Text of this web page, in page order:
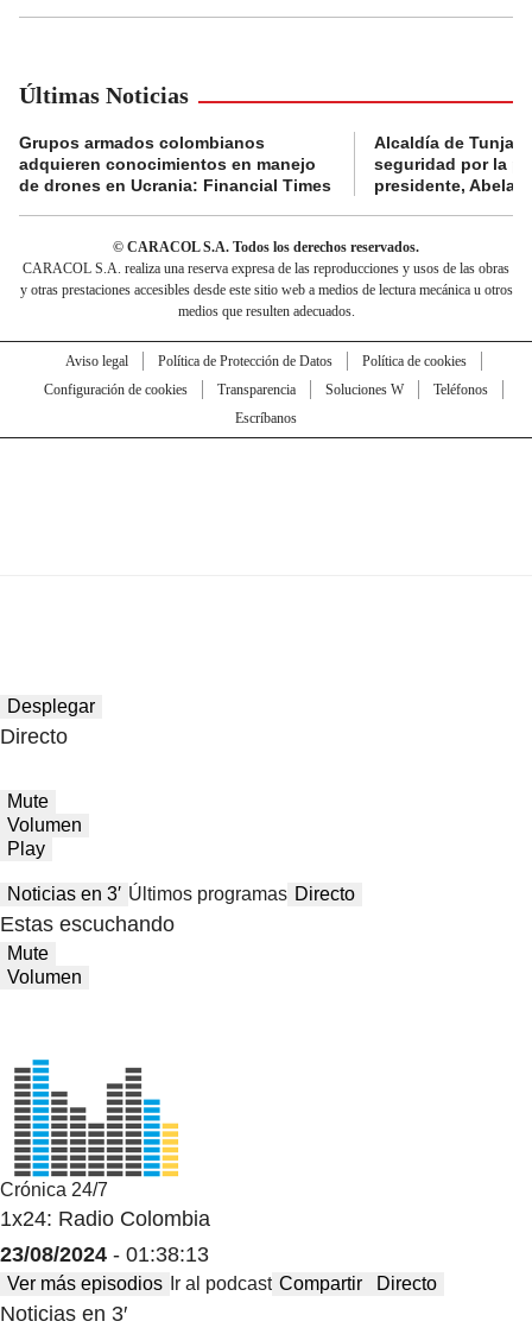
Últimas Noticias
Grupos armados colombianos
adquieren conocimientos en manejo
de drones en Ucrania: Financial Times
Alcaldía de Tunja
seguridad por la
presidente,
© CARACOL S.A. Todos los derechos reservados.
CARACOL S.A. realiza una reserva expresa de las reproducciones y usos de las obras
y otras prestaciones accesibles desde este sitio web a medios de lectura mecánica u otros
medios que resulten adecuados.
Aviso legal Política de Protección de Datos
Política de cookies
Configuración de cookies
Transparencia Soluciones W
Teléfonos
Escríbanos
Desplegar
Directo
Mute
Volumen
Play
Noticias en 3′ Últimos programas Directo
Estas escuchando
Mute
Volumen
Crónica 24/7
1x24: Radio Colombia
23/08/2024 - 01:38:13
Ver más episodios Ir al podcast Compartir Directo
Noticias en 3′